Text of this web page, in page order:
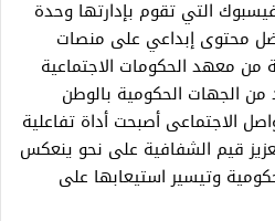
التي تقوم بإدارتها وحدة
محتوى إبداعي على منصات
من معهد الحكومات الاجتماعية
الجهات الحكومية بالوطن
الاجتماعى أصبحت أداة تفاعلية
قيم الشفافية على نحو ينعكس
وتيسير استيعابها على